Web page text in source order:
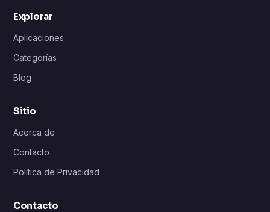
Explorar
Aplicaciones
Categorías
Blog
Sitio
Acerca de
Contacto
Política de Privacidad
Contacto